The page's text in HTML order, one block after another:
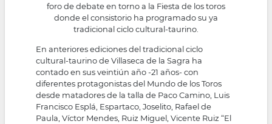
foro de debate en torno a la Fiesta de los toros
donde el consistorio ha programado su ya
tradicional ciclo cultural-taurino.
En anteriores ediciones del tradicional ciclo
cultural-taurino de Villaseca de la Sagra ha
contado en sus veintiún año -21 años- con
diferentes protagonistas del Mundo de los Toros
desde matadores de la talla de Paco Camino, Luis
Francisco Esplá, Espartaco, Joselito, Rafael de
Paula, Víctor Mendes, Ruiz Miguel, Vicente Ruiz “El